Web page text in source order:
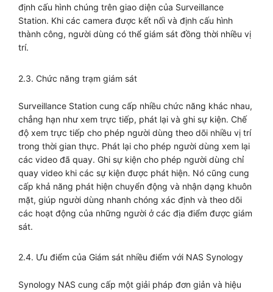
định cấu hình chúng trên giao diện của Surveillance
Station. Khi các camera được kết nối và định cấu hình
thành công, người dùng có thể giám sát đồng thời nhiều vị
trí.
2.3. Chức năng trạm giám sát
Surveillance Station cung cấp nhiều chức năng khác nhau,
chẳng hạn như xem trực tiếp, phát lại và ghi sự kiện. Chế
độ xem trực tiếp cho phép người dùng theo dõi nhiều vị trí
trong thời gian thực. Phát lại cho phép người dùng xem lại
các video đã quay. Ghi sự kiện cho phép người dùng chỉ
quay video khi các sự kiện được phát hiện. Nó cũng cung
cấp khả năng phát hiện chuyển động và nhận dạng khuôn
mặt, giúp người dùng nhanh chóng xác định và theo dõi
các hoạt động của những người ở các địa điểm được giám
sát.
2.4. Ưu điểm của Giám sát nhiều điểm với NAS Synology
Synology NAS cung cấp một giải pháp đơn giản và hiệu